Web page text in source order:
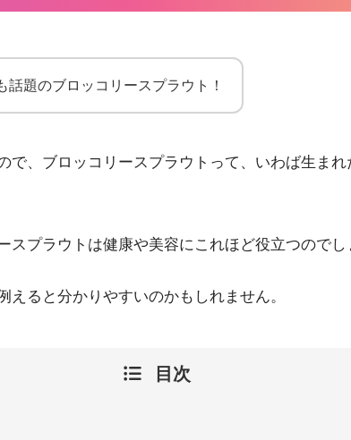
話題のブロッコリースプラウト！
で、ブロッコリースプラウトって、いわば生ま
スプラウトは健康や美容にこれほど役立つのでし
えると分かりやすいのかもしれません。
目次